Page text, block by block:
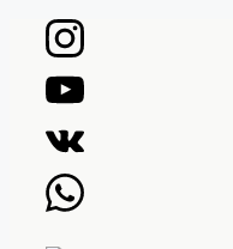
Перейти
содержимому